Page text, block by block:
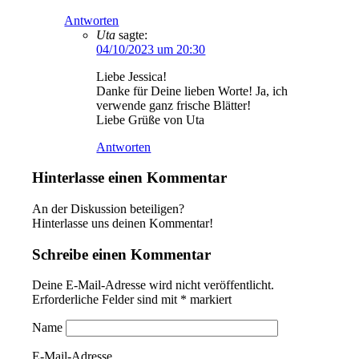
Antworten
Uta sagte:
04/10/2023 um 20:30
Liebe Jessica!
Danke für Deine lieben Worte! Ja, ich
verwende ganz frische Blätter!
Liebe Grüße von Uta
Antworten
Hinterlasse einen Kommentar
An der Diskussion beteiligen?
Hinterlasse uns deinen Kommentar!
Schreibe einen Kommentar
Deine E-Mail-Adresse wird nicht veröffentlicht.
Erforderliche Felder sind mit * markiert
Name